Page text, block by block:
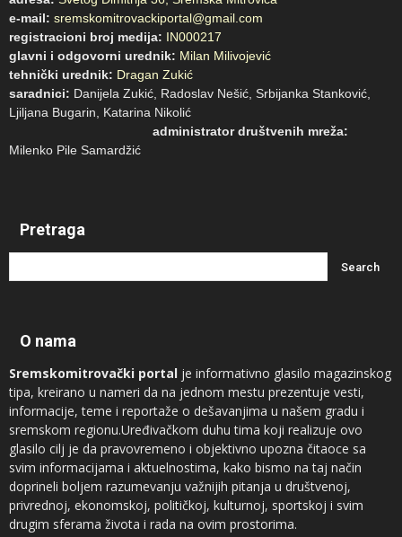
e-mail: sremskomitrovackiportal@gmail.com
registracioni broj medija: IN000217
glavni i odgovorni urednik: Milan Milivojević
tehnički urednik: Dragan Zukić
saradnici: Danijela Zukić, Radoslav Nešić, Srbijanka Stanković,
Ljiljana Bugarin, Katarina Nikolić
administrator društvenih mreža:
Milenko Pile Samardžić
Pretraga
O nama
Sremskomitrovački portal je informativno glasilo magazinskog
tipa, kreirano u nameri da na jednom mestu prezentuje vesti,
informacije, teme i reportaže o dešavanjima u našem gradu i
sremskom regionu.Uređivačkom duhu tima koji realizuje ovo
glasilo cilj je da pravovremeno i objektivno upozna čitaoce sa
svim informacijama i aktuelnostima, kako bismo na taj način
doprineli boljem razumevanju važnijih pitanja u društvenoj,
privrednoj, ekonomskoj, političkoj, kulturnoj, sportskoj i svim
drugim sferama života i rada na ovim prostorima.